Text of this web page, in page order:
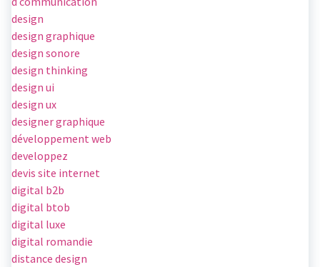
design
design graphique
design sonore
design thinking
design ui
design ux
designer graphique
développement web
developpez
devis site internet
digital b2b
digital btob
digital luxe
digital romandie
distance design